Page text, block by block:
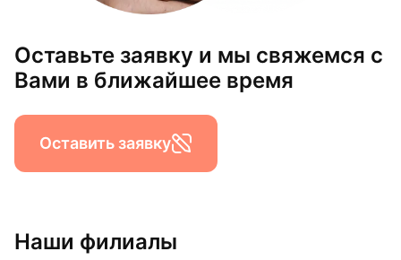
Оставьте заявку и мы свяжемся с
Вами в ближайшее время
Оставить заявку
Наши филиалы